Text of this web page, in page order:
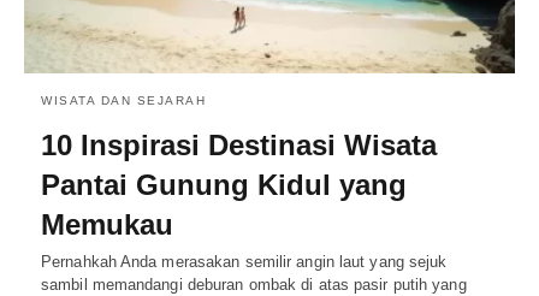
WISATA DAN SEJARAH
10 Inspirasi Destinasi Wisata
Pantai Gunung Kidul yang
Memukau
Pernahkah Anda merasakan semilir angin laut yang sejuk
sambil memandangi deburan ombak di atas pasir putih yang